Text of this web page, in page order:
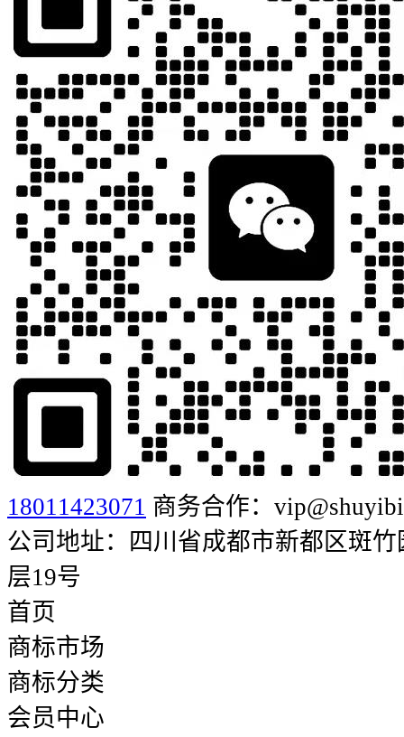
18011423071 商务合作：
公司地址：四川省成都市新都区斑
层19号
首页
商标市场
商标分类
会员中心